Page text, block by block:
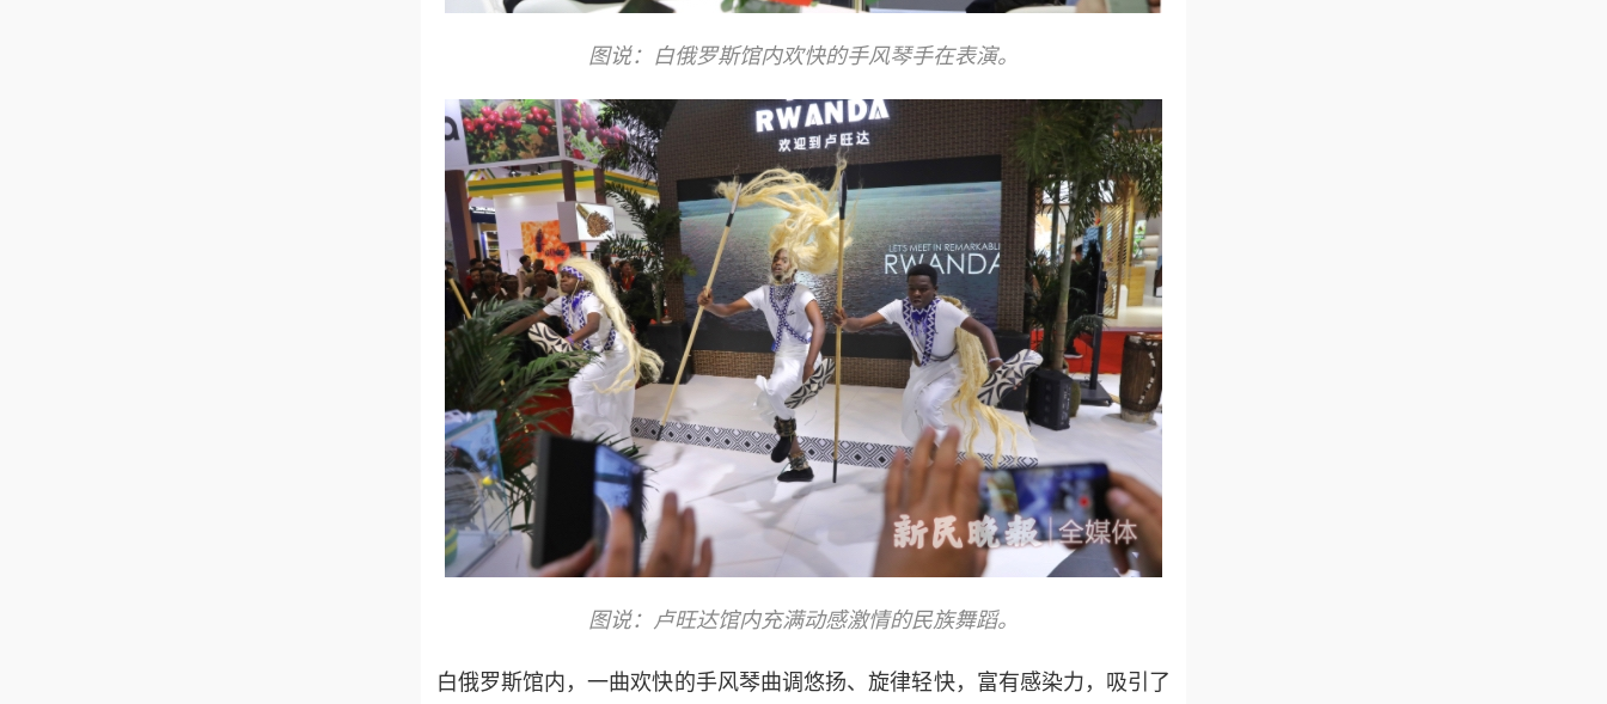
图说：白俄罗斯馆内欢快的手风琴手在表演。
图说：卢旺达馆内充满动感激情的民族舞蹈。
白俄罗斯馆内，一曲欢快的手风琴曲调悠扬、旋律轻快，富有感染力，吸引了